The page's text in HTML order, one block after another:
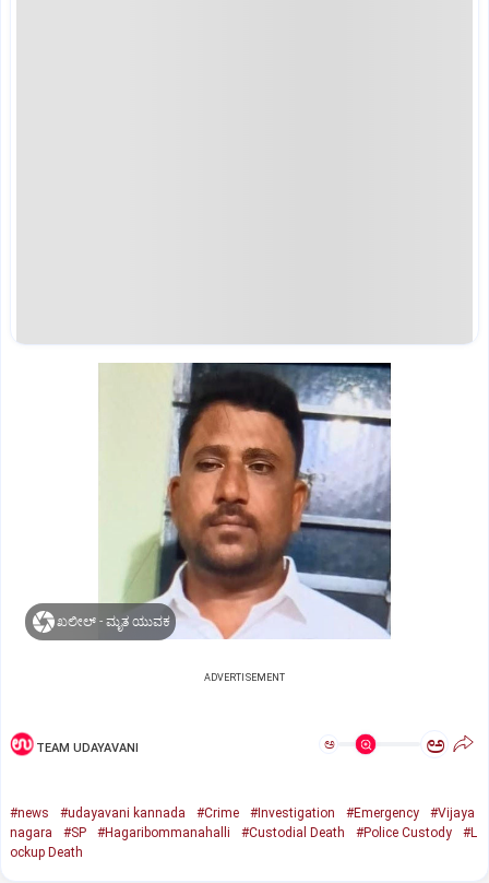
ಖಲೀಲ್ - ಮೃತ ಯುವಕ
ADVERTISEMENT
TEAM UDAYAVANI ಅ ಅ
#news #udayavani kannada #Crime #Investigation #Emergency
#Vijaya
nagara
#SP #Hagaribommanahalli #Custodial Death #Police Custody
#L
ockup Death